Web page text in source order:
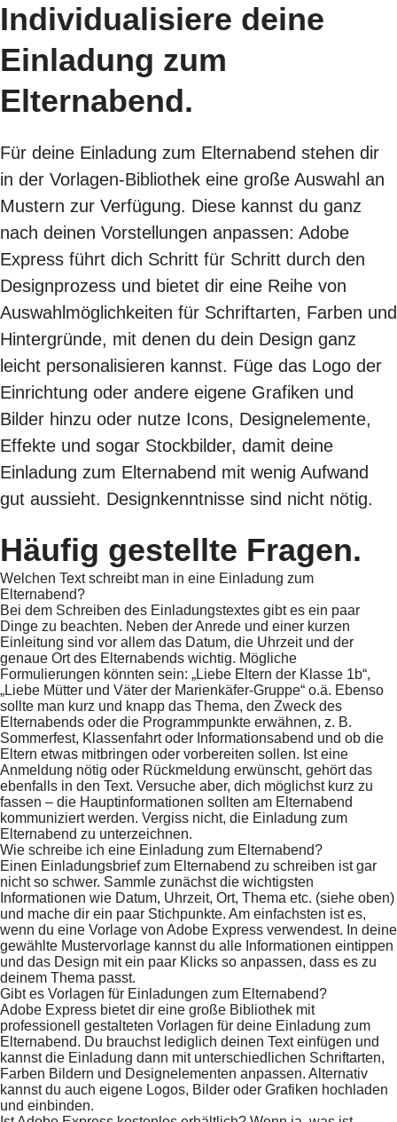
Individualisiere deine
Einladung zum
Elternabend.
Für deine Einladung zum Elternabend stehen dir
in der Vorlagen-Bibliothek eine große Auswahl an
Mustern zur Verfügung. Diese kannst du ganz
nach deinen Vorstellungen anpassen: Adobe
Express führt dich Schritt für Schritt durch den
Designprozess und bietet dir eine Reihe von
Auswahlmöglichkeiten für Schriftarten, Farben und
Hintergründe, mit denen du dein Design ganz
leicht personalisieren kannst. Füge das Logo der
Einrichtung oder andere eigene Grafiken und
Bilder hinzu oder nutze Icons, Designelemente,
Effekte und sogar Stockbilder, damit deine
Einladung zum Elternabend mit wenig Aufwand
gut aussieht. Designkenntnisse sind nicht nötig.
Häufig gestellte Fragen.
Welchen Text schreibt man in eine Einladung zum
Elternabend?
Bei dem Schreiben des Einladungstextes gibt es ein paar
Dinge zu beachten. Neben der Anrede und einer kurzen
Einleitung sind vor allem das Datum, die Uhrzeit und der
genaue Ort des Elternabends wichtig. Mögliche
Formulierungen könnten sein: „Liebe Eltern der Klasse 1b“,
„Liebe Mütter und Väter der Marienkäfer-Gruppe“ o.ä. Ebenso
sollte man kurz und knapp das Thema, den Zweck des
Elternabends oder die Programmpunkte erwähnen, z. B.
Sommerfest, Klassenfahrt oder Informationsabend und ob die
Eltern etwas mitbringen oder vorbereiten sollen. Ist eine
Anmeldung nötig oder Rückmeldung erwünscht, gehört das
ebenfalls in den Text. Versuche aber, dich möglichst kurz zu
fassen – die Hauptinformationen sollten am Elternabend
kommuniziert werden. Vergiss nicht, die Einladung zum
Elternabend zu unterzeichnen.
Wie schreibe ich eine Einladung zum Elternabend?
Einen Einladungsbrief zum Elternabend zu schreiben ist gar
nicht so schwer. Sammle zunächst die wichtigsten
Informationen wie Datum, Uhrzeit, Ort, Thema etc. (siehe oben)
und mache dir ein paar Stichpunkte. Am einfachsten ist es,
wenn du eine Vorlage von Adobe Express verwendest. In deine
gewählte Mustervorlage kannst du alle Informationen eintippen
und das Design mit ein paar Klicks so anpassen, dass es zu
deinem Thema passt.
Gibt es Vorlagen für Einladungen zum Elternabend?
Adobe Express bietet dir eine große Bibliothek mit
professionell gestalteten Vorlagen für deine Einladung zum
Elternabend. Du brauchst lediglich deinen Text einfügen und
kannst die Einladung dann mit unterschiedlichen Schriftarten,
Farben Bildern und Designelementen anpassen. Alternativ
kannst du auch eigene Logos, Bilder oder Grafiken hochladen
und einbinden.